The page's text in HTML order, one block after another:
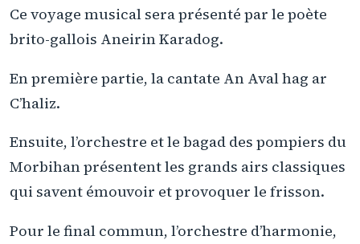
Ce voyage musical sera présenté par le poète
brito-gallois Aneirin Karadog.
En première partie, la cantate An Aval hag ar
C’haliz.
Ensuite, l’orchestre et le bagad des pompiers du
Morbihan présentent les grands airs classiques
qui savent émouvoir et provoquer le frisson.
Pour le final commun, l’orchestre d’harmonie,